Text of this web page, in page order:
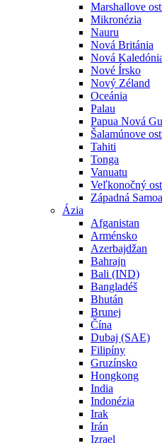
Marshallove
Mikronézia
Nauru
Nová Británia
Nová
Nové Írsko
Nový Zéland
Oceánia
Palau
Papua Nová
Šalamúnove
Tahiti
Tonga
Vanuatu
Veľkonočný
Západná Samoa
Ázia
Afganistan
Arménsko
Azerbajdžan
Bahrajn
Bali (IND)
Bangladéš
Bhután
Brunej
Čína
Dubaj (SAE)
Filipíny
Gruzínsko
Hongkong
India
Indonézia
Irak
Irán
Izrael